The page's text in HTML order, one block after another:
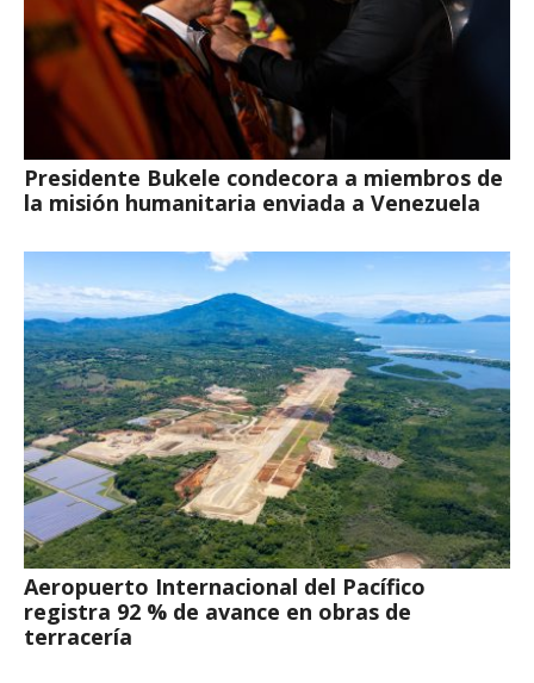
Presidente Bukele condecora a miembros de
la misión humanitaria enviada a Venezuela
Aeropuerto Internacional del Pacífico
registra 92 % de avance en obras de
terracería